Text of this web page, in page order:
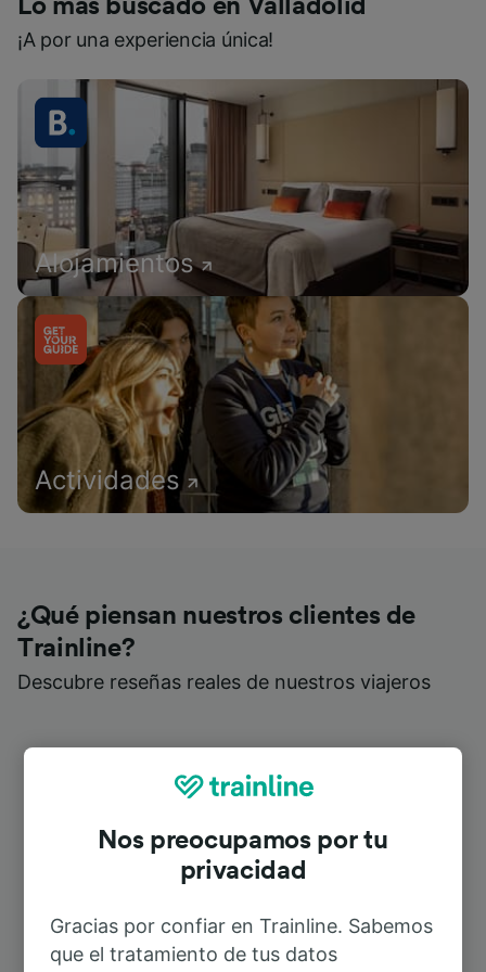
Lo más buscado en Valladolid
¡A por una experiencia única!
Alojamientos
Actividades
¿Qué piensan nuestros clientes de
Trainline?
Descubre reseñas reales de nuestros viajeros
Nos preocupamos por tu
privacidad
Gracias por confiar en Trainline. Sabemos
que el tratamiento de tus datos